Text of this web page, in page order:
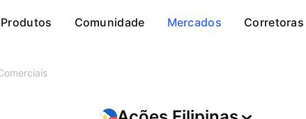
Produtos Comunidade Mercados Corretoras